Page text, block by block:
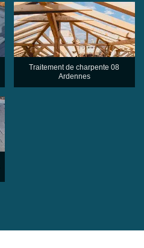
Traitement de charpente 08
Ardennes